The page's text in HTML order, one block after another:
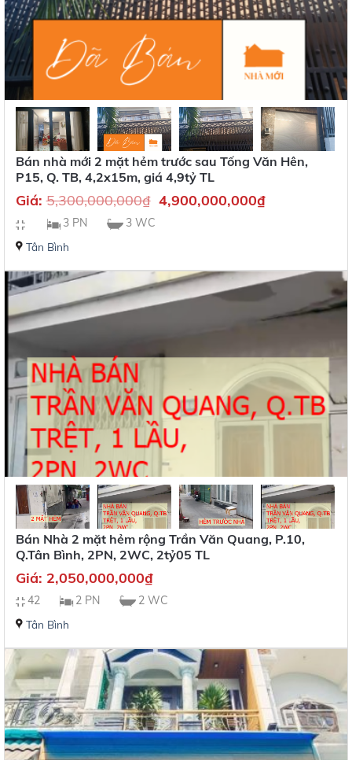
Bán nhà mới 2 mặt hẻm trước sau Tống Văn Hên,
P15, Q. TB, 4,2x15m, giá 4,9tỷ TL
Giá:5,300,000,000₫ 4,900,000,000₫
3 PN 3 WC
Tân Bình
Bán Nhà 2 mặt hẻm rộng Trần Văn Quang, P.10,
Q.Tân Bình, 2PN, 2WC, 2tỷ05 TL
Giá: 2,050,000,000₫
42 2 PN 2 WC
Tân Bình